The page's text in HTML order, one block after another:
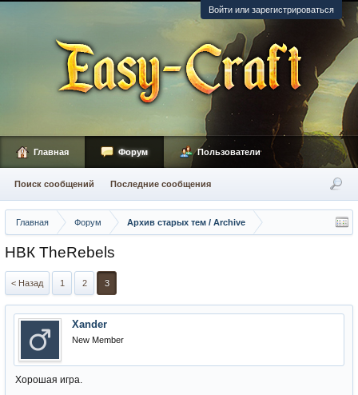
Войти или зарегистрироваться
Главная Форум Архив старых тем / Archive
НВК TheRebels
< Назад 1 2 3
Xander
New Member
Хорошая игра.
Главная Форум
Поиск сообщений Последние сообщения
Пользователи